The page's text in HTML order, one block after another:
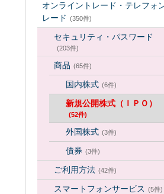
オンライントレード・テレフォ
レード (350件)
セキュリティ・パスワード
(203件)
商品 (65件)
国内株式 (6件)
新規公開株式（ＩＰＯ）
(52件)
外国株式 (3件)
債券 (3件)
ご利用方法 (42件)
スマートフォンサービス (5件)